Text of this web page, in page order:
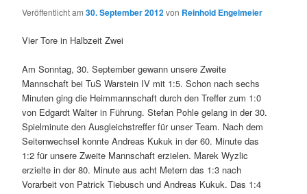
Veröffentlicht am30. September 2012von Reinhold Engelmeier
Vier Tore in Halbzeit Zwei
Am Sonntag, 30. September gewann unsere Zweite
Mannschaft bei TuS Warstein IV mit 1:5. Schon nach sechs
Minuten ging die Heimmannschaft durch den Treffer zum 1:0
von Edgardt Walter in Führung. Stefan Pohle gelang in der 30.
Spielminute den Ausgleichstreffer für unser Team. Nach dem
Seitenwechsel konnte Andreas Kukuk in der 60. Minute das
1:2 für unsere Zweite Mannschaft erzielen. Marek Wyzlic
erzielte in der 80. Minute aus acht Metern das 1:3 nach
Vorarbeit von Patrick Tiebusch und Andreas Kukuk. Das 1:4